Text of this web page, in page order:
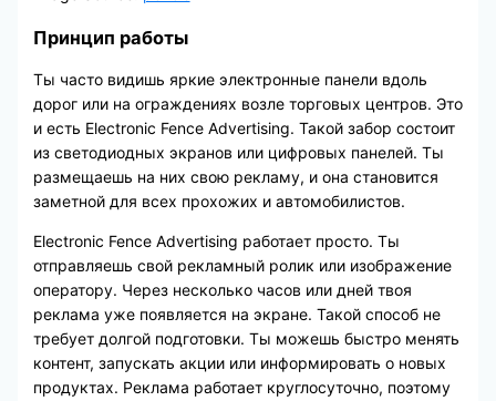
Принцип работы
Ты часто видишь яркие электронные панели вдоль
дорог или на ограждениях возле торговых центров. Это
и есть Electronic Fence Advertising. Такой забор состоит
из светодиодных экранов или цифровых панелей. Ты
размещаешь на них свою рекламу, и она становится
заметной для всех прохожих и автомобилистов.
Electronic Fence Advertising работает просто. Ты
отправляешь свой рекламный ролик или изображение
оператору. Через несколько часов или дней твоя
реклама уже появляется на экране. Такой способ не
требует долгой подготовки. Ты можешь быстро менять
контент, запускать акции или информировать о новых
продуктах. Реклама работает круглосуточно, поэтому